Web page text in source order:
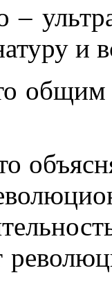
–
и
общим